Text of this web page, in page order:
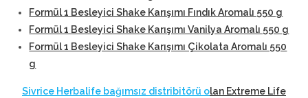
Formül 1 Besleyici Shake Karışımı Fındık Aromalı 550 g
Formül 1 Besleyici Shake Karışımı Vanilya Aromalı 550 g
Formül 1 Besleyici Shake Karışımı Çikolata Aromalı 550
g
Sivrice Herbalife bağımsız distribitörü olan Extreme Life